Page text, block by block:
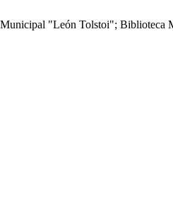
"León Tolstoi"; Biblioteca